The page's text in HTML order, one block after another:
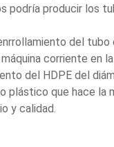
podría producir los
del
corriente en
del HDPE del
plástico que hace la
y calidad.